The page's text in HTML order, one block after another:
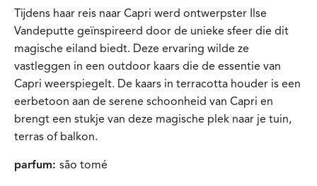
Tijdens haar reis naar Capri werd ontwerpster Ilse
Vandeputte geïnspireerd door de unieke sfeer die dit
magische eiland biedt. Deze ervaring wilde ze
vastleggen in een outdoor kaars die de essentie van
Capri weerspiegelt. De kaars in terracotta houder is een
eerbetoon aan de serene schoonheid van Capri en
brengt een stukje van deze magische plek naar je tuin,
terras of balkon.
parfum: são tomé